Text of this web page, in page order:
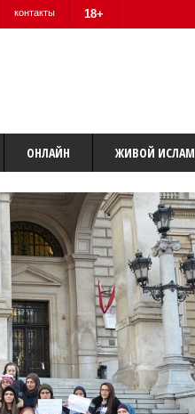
контакты 18+
ОНЛАЙН ЖИВОЙ ИСЛАМ